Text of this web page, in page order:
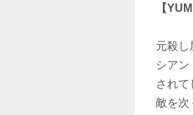
【
元殺し
シア
され
敵を次